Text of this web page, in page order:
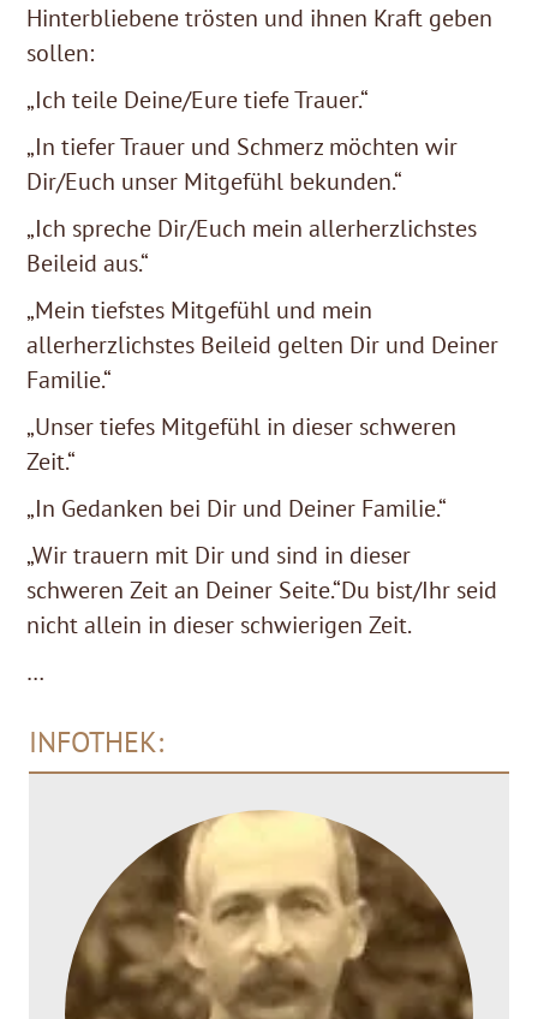
Hinterbliebene trösten und ihnen Kraft geben
sollen:
„Ich teile Deine/Eure tiefe Trauer.“
„In tiefer Trauer und Schmerz möchten wir
Dir/Euch unser Mitgefühl bekunden.“
„Ich spreche Dir/Euch mein allerherzlichstes
Beileid aus.“
„Mein tiefstes Mitgefühl und mein
allerherzlichstes Beileid gelten Dir und Deiner
Familie.“
„Unser tiefes Mitgefühl in dieser schweren
Zeit.“
„In Gedanken bei Dir und Deiner Familie.“
„Wir trauern mit Dir und sind in dieser
schweren Zeit an Deiner Seite.“Du bist/Ihr seid
nicht allein in dieser schwierigen Zeit.
…
INFOTHEK: